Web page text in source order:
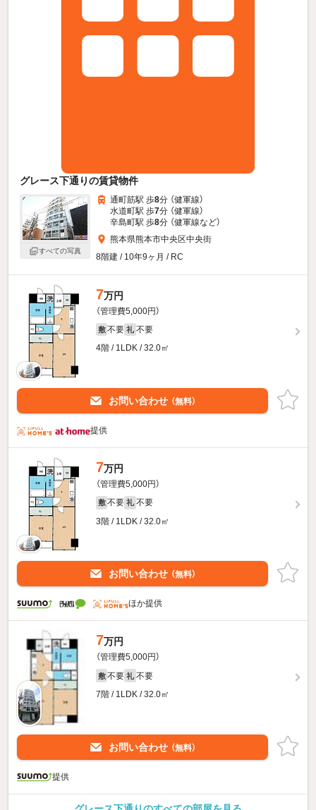
グレース下通りの賃貸物件
すべての写真
通町筋駅 歩8分 （健軍線）
水道町駅 歩7分 （健軍線）
辛島町駅 歩8分 （健軍線など）
熊本県熊本市中央区中央街
8階建 / 10年9ヶ月 / RC
7万円
（管理費5,000円）
敷 不要 礼 不要
4階 / 1LDK / 32.0㎡
お問い合わせ （無料）
提供
7万円
（管理費5,000円）
敷 不要 礼 不要
3階 / 1LDK / 32.0㎡
お問い合わせ （無料）
ほか提供
7万円
（管理費5,000円）
敷 不要 礼 不要
7階 / 1LDK / 32.0㎡
お問い合わせ （無料）
提供